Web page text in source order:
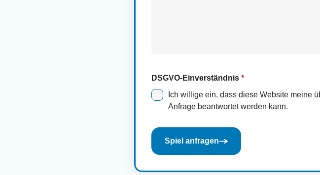
DSGVO-Einverständnis *
Ich willige ein, dass diese Website meine
Anfrage beantwortet werden kann.
Spiel anfragen